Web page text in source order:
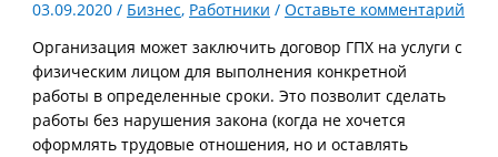
03.09.2020/ Бизнес, Работники /Оставьте комментарий
Организация может заключить договор ГПХ на услуги с
физическим лицом для выполнения конкретной
работы в определенные сроки. Это позволит сделать
работы без нарушения закона (когда не хочется
оформлять трудовые отношения, но и оставлять